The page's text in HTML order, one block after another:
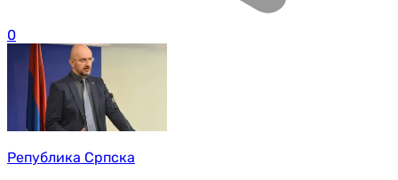
0
Република Српска